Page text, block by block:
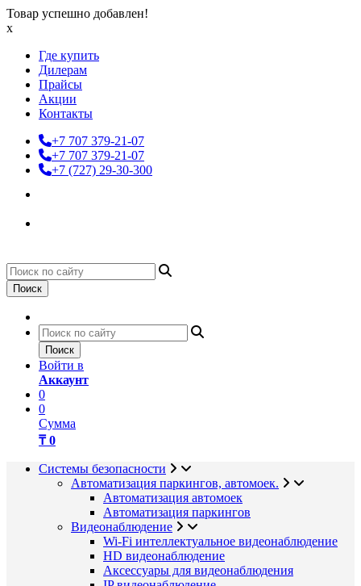
Товар успешно добавлен!
x
Где купить
Дилерам
Прайсы
Акции
Контакты
+7 707 379-21-07
+7 707 379-21-07
+7 (727) 29-30-300
Поиск
Поиск
Войти в
Аккаунт
0
0
Сумма
₸ 0
Системы безопасности
Автоматизация паркингов, автомоек.
Автоматизация автомоек
Автоматизация паркингов
Видеонаблюдение
Wi-Fi интеллектуальное видеонаблюдение
HD видеонаблюдение
Аксессуары для видеонаблюдения